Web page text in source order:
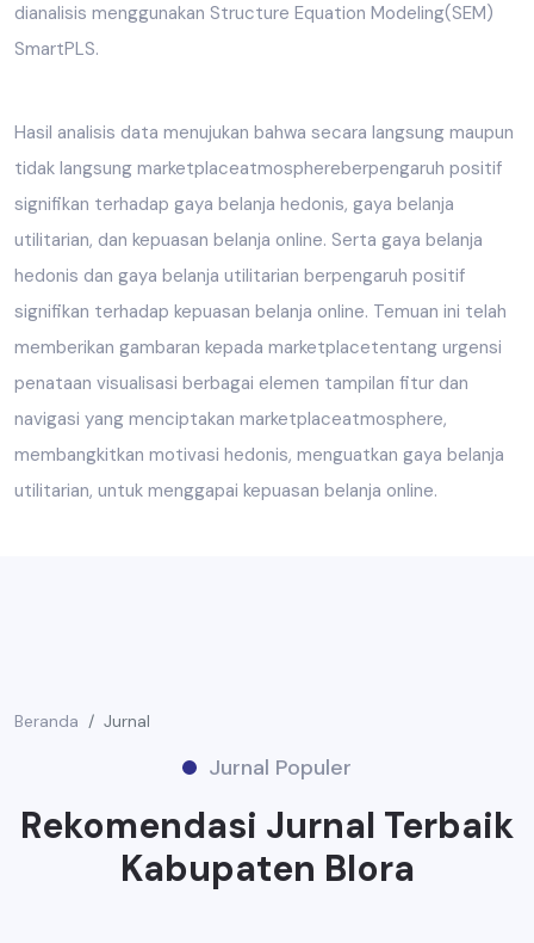
dianalisis menggunakan Structure Equation Modeling(SEM)
SmartPLS.
Hasil analisis data menujukan bahwa secara langsung maupun
tidak langsung marketplaceatmosphereberpengaruh positif
signifikan terhadap gaya belanja hedonis, gaya belanja
utilitarian, dan kepuasan belanja online. Serta gaya belanja
hedonis dan gaya belanja utilitarian berpengaruh positif
signifikan terhadap kepuasan belanja online. Temuan ini telah
memberikan gambaran kepada marketplacetentang urgensi
penataan visualisasi berbagai elemen tampilan fitur dan
navigasi yang menciptakan marketplaceatmosphere,
membangkitkan motivasi hedonis, menguatkan gaya belanja
utilitarian, untuk menggapai kepuasan belanja online.
Beranda Jurnal
Jurnal Populer
Rekomendasi Jurnal Terbaik
Kabupaten Blora